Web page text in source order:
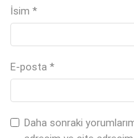
İsim *
E-posta *
Daha sonraki